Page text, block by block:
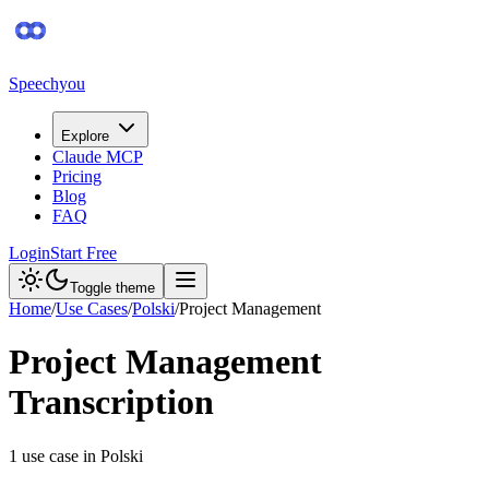
Speechyou
Explore
Claude MCP
Pricing
Blog
FAQ
LoginStart Free
Toggle theme
Home/Use Cases/Polski/Project Management
Project Management
Transcription
1 use case in Polski